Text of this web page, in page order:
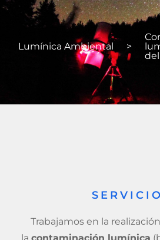
Lumínica Ambiental >
Trabajamos en la